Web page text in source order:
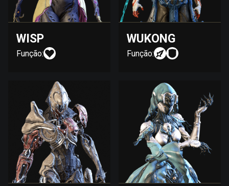
WISP
Função:
WUKONG
Função: